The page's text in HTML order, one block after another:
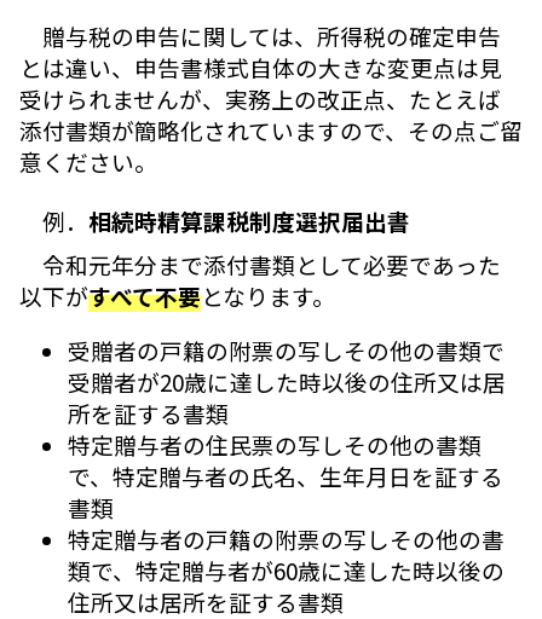
贈与税の申告に関しては、所得税の確定申告
とは違い、申告書様式自体の大きな変更点は見
受けられませんが、実務上の改正点、たとえば
添付書類が簡略化されていますので、その点ご留
意ください。
例． 相続時精算課税制度選択届出書
令和元年分まで添付書類として必要であった
以下がすべて不要となります。
受贈者の戸籍の附票の写しその他の書類で
受贈者が20歳に達した時以後の住所又は居
所を証する書類
特定贈与者の住民票の写しその他の書類
で、特定贈与者の氏名、生年月日を証する
書類
特定贈与者の戸籍の附票の写しその他の書
類で、特定贈与者が60歳に達した時以後の
住所又は居所を証する書類